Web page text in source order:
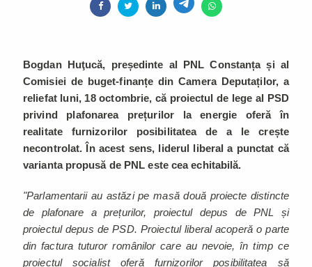
Bogdan Huţucă, președinte al PNL Constanța și al
Comisiei de buget-finanțe din Camera Deputaților, a
reliefat luni, 18 octombrie, că proiectul de lege al PSD
privind plafonarea prețurilor la energie oferă în
realitate furnizorilor posibilitatea de a le crește
necontrolat. În acest sens, liderul liberal a punctat că
varianta propusă de PNL este cea echitabilă.
"Parlamentarii au astăzi pe masă două proiecte distincte
de plafonare a prețurilor, proiectul depus de PNL și
proiectul depus de PSD. Proiectul liberal acoperă o parte
din factura tuturor românilor care au nevoie, în timp ce
proiectul socialist oferă furnizorilor posibilitatea să